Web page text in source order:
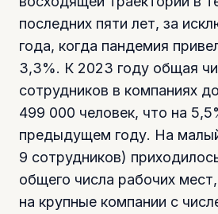
последних пяти лет, за
года, когда пандемия
3,3%. К 2023 году общая
сотрудников в компаниях
499 000 человек, что на
предыдущем году. На
9 сотрудников)
общего числа рабочих
на крупные компании с